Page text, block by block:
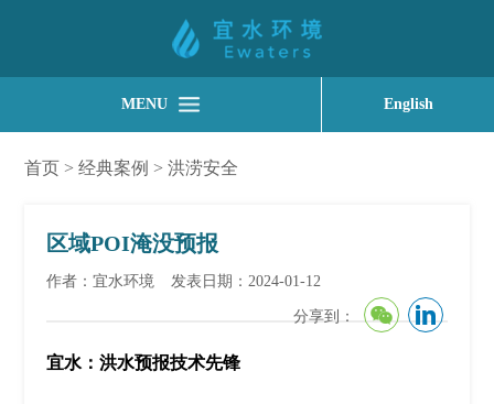
MENU English
首页 >经典案例 >洪涝安全
区域POI淹没预报
作者：宜水环境 发表日期：2024-01-12
分享到：
宜水 ：洪水预报技术先锋